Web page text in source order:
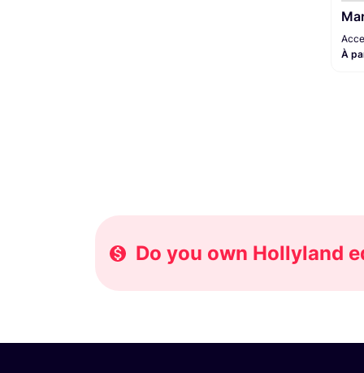
À
Do you own Hollyland